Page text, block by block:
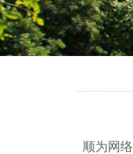
顺为网络